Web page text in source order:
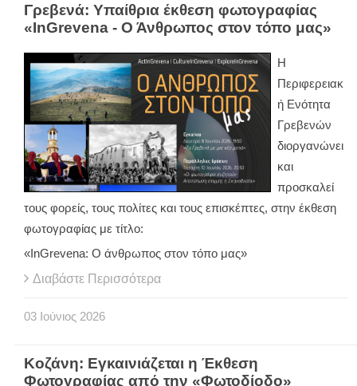
Γρεβενά: Υπαίθρια έκθεση φωτογραφίας
«InGrevena - Ο Άνθρωπος στον τόπο μας»
Η
Περιφερειακ
ή Ενότητα
Γρεβενών
διοργανώνει
και
προσκαλεί
τους φορείς, τους πολίτες και τους επισκέπτες, στην έκθεση
φωτογραφίας με τίτλο:
«InGrevena: Ο άνθρωπος στον τόπο μας»
Διαβάστε Περισσότερα
03 Ιούνιος 2026
Κοζάνη: Εγκαινιάζεται η Έκθεση
Φωτογραφίας από την «Φωτοδίοδο»